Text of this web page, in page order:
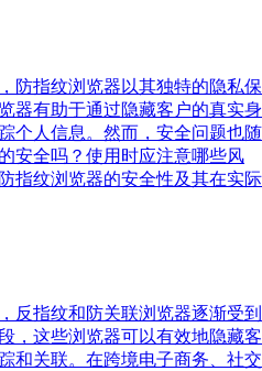
防指纹浏览器以其独特的隐私保
器有助于通过隐藏客户的真实身
个人信息。然而，安全问题也随
安全吗？使用时应注意哪些风
指纹浏览器的安全性及其在实际
反指纹和防关联浏览器逐渐受到
，这些浏览器可以有效地隐藏客
和关联。在跨境电子商务、社交